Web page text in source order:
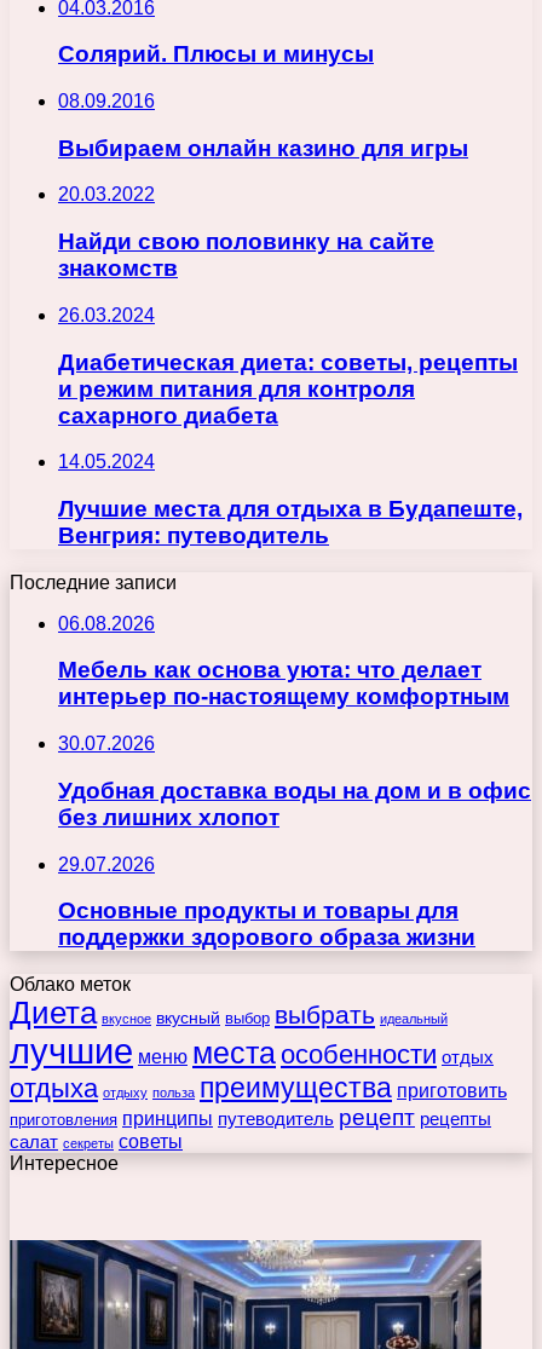
04.03.2016
Солярий. Плюсы и минусы
08.09.2016
Выбираем онлайн казино для игры
20.03.2022
Найди свою половинку на сайте
знакомств
26.03.2024
Диабетическая диета: советы, рецепты
и режим питания для контроля
сахарного диабета
14.05.2024
Лучшие места для отдыха в Будапеште,
Венгрия: путеводитель
Последние записи
06.08.2026
Мебель как основа уюта: что делает
интерьер по-настоящему комфортным
30.07.2026
Удобная доставка воды на дом и в офис
без лишних хлопот
29.07.2026
Основные продукты и товары для
поддержки здорового образа жизни
Облако меток
Диета вкусное вкусный выбор выбрать идеальный
лучшие меню места особенности отдых
отдыха отдыху польза преимущества приготовить
приготовления принципы путеводитель рецепт рецепты
салат секреты советы
Интересное